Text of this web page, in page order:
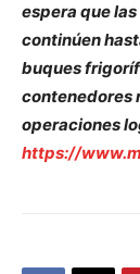
espera que
continúen
buques
contenedores
operaciones
https://